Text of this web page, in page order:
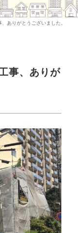
ありがとうございました。
事、ありが